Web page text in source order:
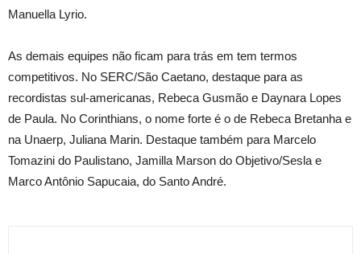
Manuella Lyrio.
As demais equipes não ficam para trás em tem termos
competitivos. No SERC/São Caetano, destaque para as
recordistas sul-americanas, Rebeca Gusmão e Daynara Lopes
de Paula. No Corinthians, o nome forte é o de Rebeca Bretanha e
na Unaerp, Juliana Marin. Destaque também para Marcelo
Tomazini do Paulistano, Jamilla Marson do Objetivo/Sesla e
Marco Antônio Sapucaia, do Santo André.